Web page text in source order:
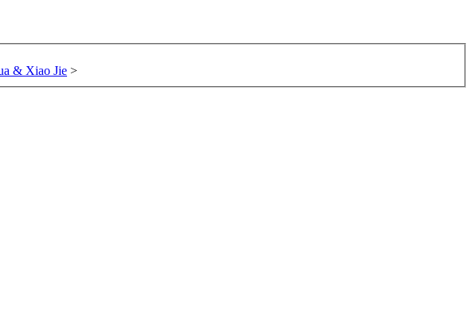
& Xiao Jie >